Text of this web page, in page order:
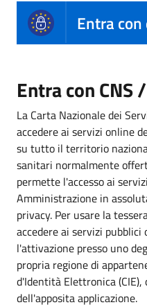
Entra con
Entra con CNS
La Carta Nazionale dei
accedere ai servizi online
su tutto il territorio
sanitari normalmente
permette l'accesso ai
Amministrazione in
privacy. Per usare la
accedere ai servizi
l'attivazione presso uno
propria regione di
d'Identità Elettronica
dell'apposita applicazione.